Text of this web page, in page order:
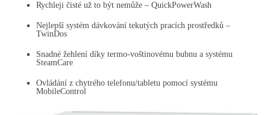
Rychleji čisté už to být nemůže – QuickPowerWash
Nejlepší systém dávkování tekutých pracích prostředků –
TwinDos
Snadné žehlení díky termo-voštinovému bubnu a systému
SteamCare
Ovládání z chytrého telefonu/tabletu pomocí systému
MobileControl